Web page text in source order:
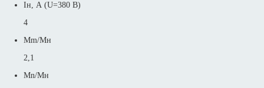
Iн, А (U=380 В)
4
Mm/Mн
2,1
Mn/Mн